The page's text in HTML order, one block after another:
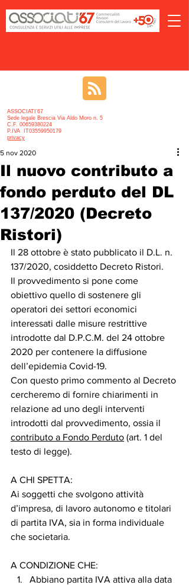
ASSOCIATI’67
Sede legale Brescia Via Aldo Moro n. 5
C.F. 00659380224
P.IVA IT03559950179
privacy
Il nuovo contributo a
fondo perduto del DL
137/2020 (Decreto
Ristori)
5 nov 2020
Il 28 ottobre è stato pubblicato il D.L. n.
137/2020, cosiddetto Decreto Ristori.
Il provvedimento si pone come
obiettivo quello di sostenere gli
operatori dei settori economici
interessati dalle misure restrittive
introdotte dal D.P.C.M. del 24 ottobre
2020 per contenere la diffusione
dell’epidemia Covid-19.
Con questo primo commento al Decreto
cercheremo di fornire chiarimenti in
relazione ad uno degli interventi
introdotti dal provvedimento, ossia il
contributo a Fondo Perduto (art. 1 del
testo di legge).
A CHI SPETTA:
Ai soggetti che svolgono attività
d’impresa, di lavoro autonomo e titolari
di partita IVA, sia in forma individuale
che societaria.
A CONDIZIONE CHE:
Abbiano partita IVA attiva alla data